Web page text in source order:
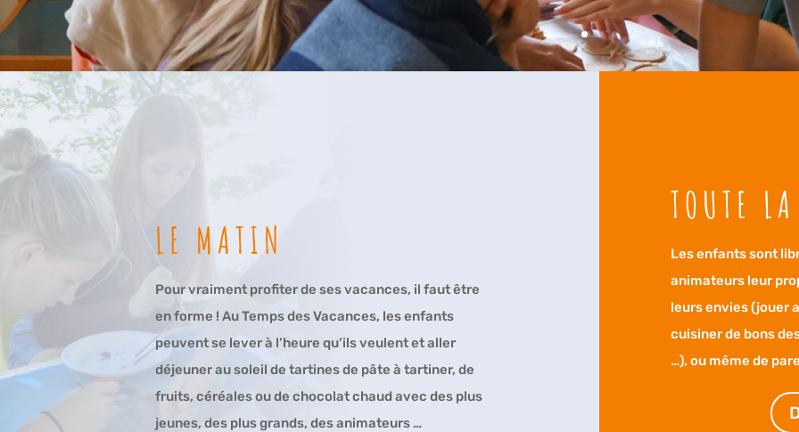
LE MATIN
Pour vraiment profiter de ses vacances, il faut être
en forme ! Au Temps des Vacances, les enfants
peuvent se lever à l’heure qu’ils veulent et aller
déjeuner au soleil de tartines de pâte à tartiner, de
fruits, céréales ou de chocolat chaud avec des plus
jeunes, des plus grands, des animateurs …
TOUTE
Les enfants sont
animateurs leur
leurs envies (jouer
cuisiner de bons
…), ou même de